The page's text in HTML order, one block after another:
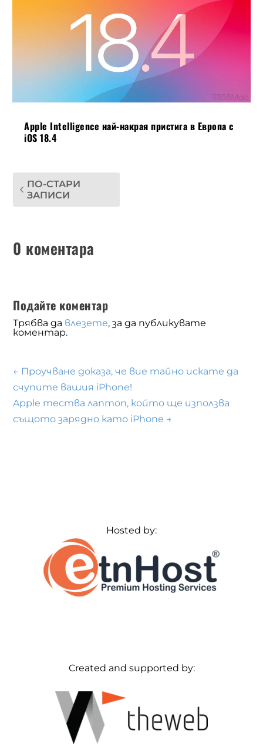
Apple Intelligence най-накрая пристига в Европа с
iOS 18.4
ПО-СТАРИ
ЗАПИСИ
0 коментара
Подайте коментар
Трябва да влезете, за да публикувате
коментар.
← Проучване доказа, че вие тайно искате да
счупите вашия iPhone!
Apple тества лаптоп, който ще използва
същото зарядно като iPhone →
Hosted by:
Created and supported by: